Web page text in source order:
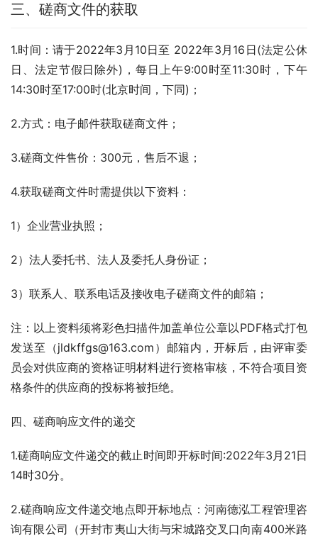
三、磋商文件的获取
1.时间：请于2022年3月10日至 2022年3月16日(法定公休
日、法定节假日除外)，每日上午9:00时至11:30时，下午
14:30时至17:00时(北京时间，下同)；
2.方式：电子邮件获取磋商文件；
3.磋商文件售价：300元，售后不退；
4.获取磋商文件时需提供以下资料：
1）企业营业执照；
2）法人委托书、法人及委托人身份证；
3）联系人、联系电话及接收电子磋商文件的邮箱；
注：以上资料须将彩色扫描件加盖单位公章以PDF格式打包
发送至（jldkffgs@163.com）邮箱内，开标后，由评审委
员会对供应商的资格证明材料进行资格审核，不符合项目资
格条件的供应商的投标将被拒绝。
四、磋商响应文件的递交
1.磋商响应文件递交的截止时间即开标时间:2022年3月21日
14时30分。
2.磋商响应文件递交地点即开标地点：河南德泓工程管理咨
询有限公司（开封市夷山大街与宋城路交叉口向南400米路